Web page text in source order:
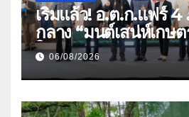
เริ่มแล้ว! อ.ต.ก.แฟร์
กลาง “มนต์เสน่ห์เกษ
ใจกลางมหานคร” ชว
สินค้าเกษตรคุณภาพจา
นี้ – 8 สิงหาคมนี้ ณ ลา
06/08/2026